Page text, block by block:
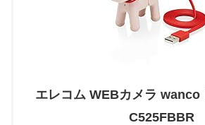
エレコム WEBカメラ wanco
C525FBBR